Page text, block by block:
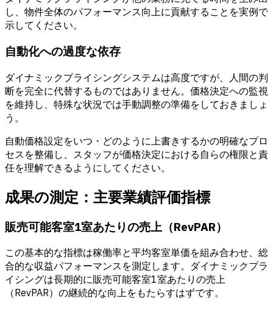
し、物件全体のパフォーマンス向上に貢献することを実例で
示してください。
自動化への過度な依存
ダイナミックプライシングシステムは高度ですが、人間の判
断を完全に代替するものではありません。価格決定への監視
を維持し、特殊な状況では手動調整の準備をしておきましょ
う。
自動価格設定をいつ・どのように上書きするかの明確なプロ
セスを整備し、スタッフが価格決定における自らの権限と責
任を理解できるようにしてください。
成果の測定：主要業績評価指標
販売可能客室1室あたりの売上（RevPAR）
この基本的な指標は稼働率と平均客室単価を組み合わせ、総
合的な収益パフォーマンスを測定します。ダイナミックプラ
イシングは長期的に販売可能客室1室あたりの売上
（RevPAR）の継続的な向上をもたらすはずです。